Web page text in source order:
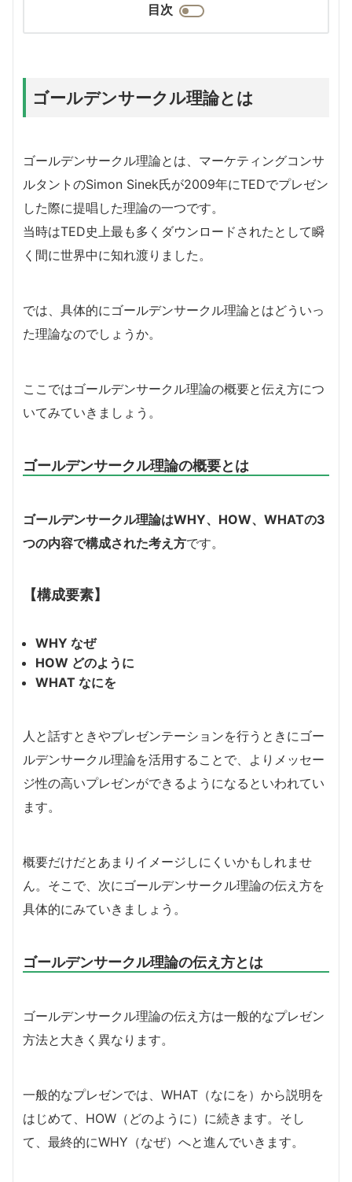
目次
ゴールデンサークル理論とは
ゴールデンサークル理論とは、マーケティングコンサ
ルタントのSimon Sinek氏が2009年にTEDでプレゼン
した際に提唱した理論の一つです。
当時はTED史上最も多くダウンロードされたとして瞬
く間に世界中に知れ渡りました。
では、具体的にゴールデンサークル理論とはどういっ
た理論なのでしょうか。
ここではゴールデンサークル理論の概要と伝え方につ
いてみていきましょう。
ゴールデンサークル理論の概要とは
ゴールデンサークル理論はWHY、HOW、WHATの3
つの内容で構成された考え方です。
【構成要素】
WHY なぜ
HOW どのように
WHAT なにを
人と話すときやプレゼンテーションを行うときにゴー
ルデンサークル理論を活用することで、よりメッセー
ジ性の高いプレゼンができるようになるといわれてい
ます。
概要だけだとあまりイメージしにくいかもしれませ
ん。そこで、次にゴールデンサークル理論の伝え方を
具体的にみていきましょう。
ゴールデンサークル理論の伝え方とは
ゴールデンサークル理論の伝え方は一般的なプレゼン
方法と大きく異なります。
一般的なプレゼンでは、WHAT（なにを）から説明を
はじめて、HOW（どのように）に続きます。そし
て、最終的にWHY（なぜ）へと進んでいきます。